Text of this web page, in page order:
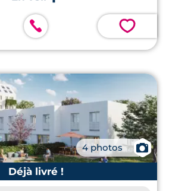
💗
4 photos
📷
Déjà livré !